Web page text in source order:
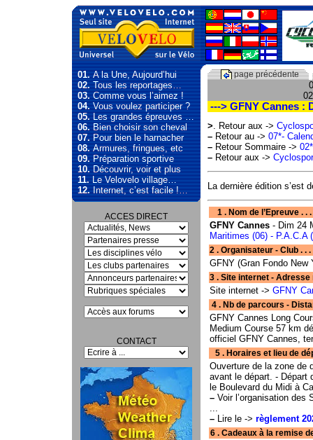
01.A la Une, Aujourd’hui
02.Tous les reportages…
03.Comme vous l’aimez !
04.Vous voulez participer ?
05.Les grandes épreuves …
06.Bien choisir son cheval
07.Pour bien le harnacher
08.Armures, fringues, etc
09.Préparation sportive
10.Découvrir, voir et plus
11.Le Velovelo village…
12.Internet, c’est facile !…
ACCES DIRECT
CONTACT
page précédente
---> GFNY Cannes :
>. Retour aux ->
– Retour au -> 07*-
– Retour Sommaire ->
– Retour aux ->
La dernière édition s’est
1 . Nom de l’Epreuve . .
GFNY Cannes - Dim 24
Maritimes (06) - P.A.C.A
2 . Organisateur - Club . .
GFNY (Gran Fondo
3 . Site internet - Adresse
Site internet -> GFNY
4 . Nb de parcours -
GFNY Cannes Long
Medium Course 57 km
officiel GFNY Cannes,
5 . Horaires et lieu de
Ouverture de la zone de
avant le départ. - Départ
le Boulevard du Midi à
– Voir l’organisation des
...
– Lire le -> règlement
6 . Cadeaux à la remise